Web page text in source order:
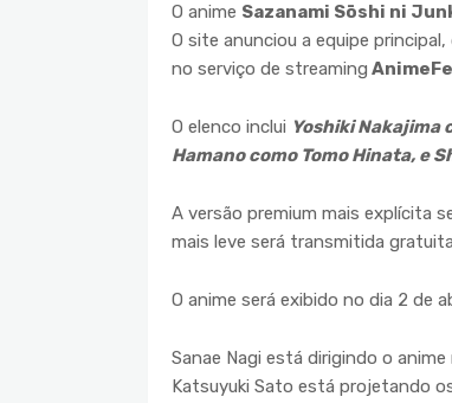
O anime Sazanami Sōshi ni
O site anunciou a equipe
no serviço de streaming
O elenco inclui Yoshiki Nakajima
Hamano como Tomo Hinata, e
A versão premium mais explícita
mais leve será transmitida
O anime será exibido no dia 2 de
Sanae Nagi está dirigindo o
Katsuyuki Sato está projetando